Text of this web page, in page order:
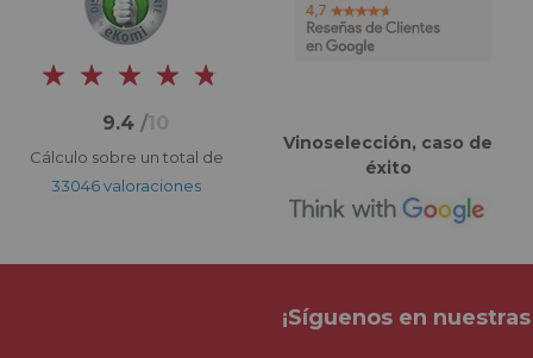
9.4 /10
Cálculo sobre un total de
33046 valoraciones
Vinoselección, caso de
éxito
¡Síguenos en